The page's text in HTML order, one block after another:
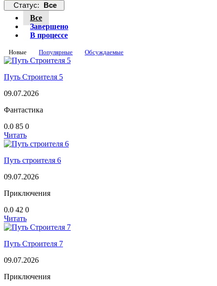
Новые Популярные Обсуждаемые
Статус: Все
Все
Завершено
В процессе
Путь Строителя 5
09.07.2026
Фантастика
0.0 85 0
Читать
Путь строителя 6
09.07.2026
Приключения
0.0 42 0
Читать
Путь Строителя 7
09.07.2026
Приключения